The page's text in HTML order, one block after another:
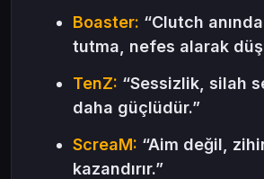
Boaster: “Clutch
tutma, nefes alarak
TenZ: “Sessizlik, silah
daha güçlüdür.”
ScreaM: “Aim değil,
kazandırır.”